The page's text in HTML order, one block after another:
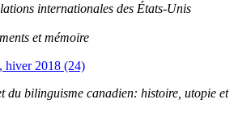
internationales des États-Unis
et mémoire
hiver 2018 (24)
du bilinguisme canadien: histoire, utopie et